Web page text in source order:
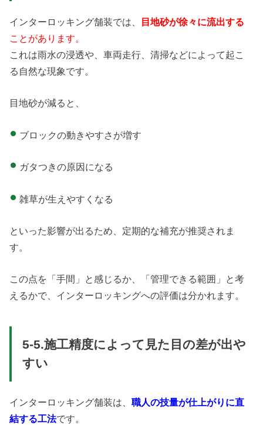
インターロッキング舗装では、 目地砂が徐々に流出する
ことがあります。
これは雨水の浸透や、車両走行、清掃などによって起こ
る自然な現象です。
目地砂が減ると、
ブロックの動きやすさが増す
ガタつきの原因になる
雑草が生えやすくなる
といった影響が出るため、定期的な補充が推奨されま
す。
この点を「手間」と感じるか、「管理できる範囲」と考
えるかで、インターロッキングへの評価は分かれます。
5-5.施工精度によって見た目の差が出や
すい
インターロッキング舗装は、職人の技量が仕上がりに直
結する工法です。